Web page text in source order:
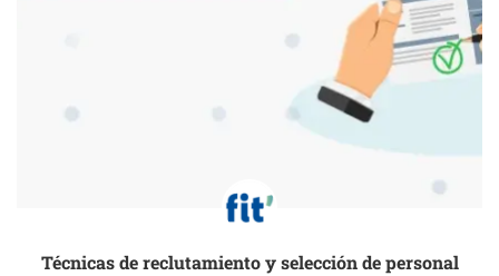
Técnicas de reclutamiento y selección de personal